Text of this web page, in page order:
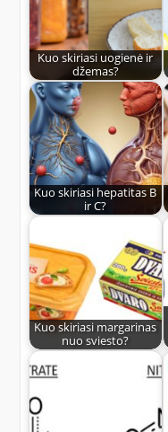
Kuo skiriasi uogienė ir
džemas?
Kuo skiriasi hepatitas B
ir C?
Kuo skiriasi margarinas
nuo sviesto?